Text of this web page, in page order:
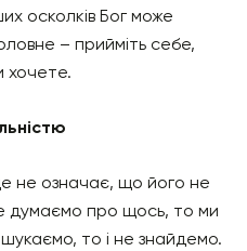
осколків Бог може
– прийміть себе,
хочете.
не означає, що його не
думаємо про щось, то ми
то і не знайдемо.